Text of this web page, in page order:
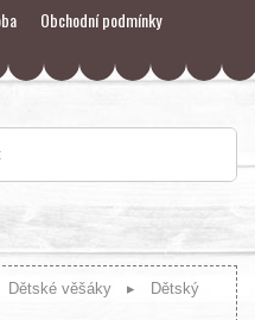
Obchodní podmínky
Dětské věšáky
Dětský